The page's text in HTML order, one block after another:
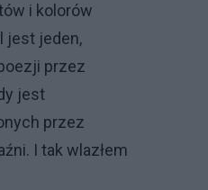
i kolorów
jest jeden,
przez
jest
przez
I tak wlazłem